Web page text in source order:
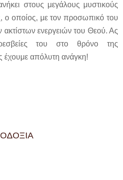
στους μεγάλους μυστικούς
ο οποίος, με τον προσωπικό του
ενεργειών του Θεού. Ας
του στο θρόνο της
έχουμε απόλυτη ανάγκη!